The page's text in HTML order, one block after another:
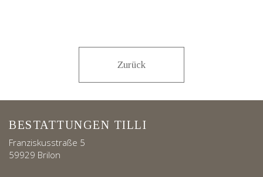
Zurück
BESTATTUNGEN TILLI
Franziskusstraße 5
59929 Brilon